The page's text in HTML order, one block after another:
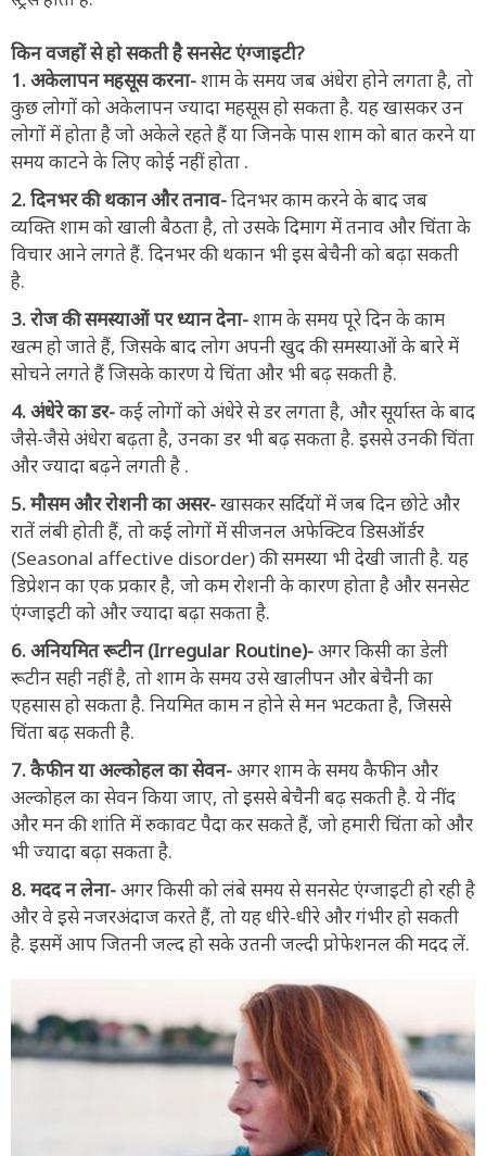
किन वजहों से हो सकती है सनसेट एंग्जाइटी?
1. अकेलापन महसूस करना-शाम के समय जब अंधेरा होने लगता है, तो
कुछ लोगों को अकेलापन ज्यादा महसूस हो सकता है. यह खासकर उन
लोगों में होता है जो अकेले रहते हैं या जिनके पास शाम को बात करने या
समय काटने के लिए कोई नहीं होता .
2. दिनभर की थकान और तनाव-दिनभर काम करने के बाद जब
व्यक्ति शाम को खाली बैठता है, तो उसके दिमाग में तनाव और चिंता के
विचार आने लगते हैं. दिनभर की थकान भी इस बेचैनी को बढ़ा सकती
है.
3. रोज की समस्याओं पर ध्यान देना-शाम के समय पूरे दिन के काम
खत्म हो जाते हैं, जिसके बाद लोग अपनी खुद की समस्याओं के बारे में
सोचने लगते हैं जिसके कारण ये चिंता और भी बढ़ सकती है.
4. अंधेरे का डर-कई लोगों को अंधेरे से डर लगता है, और सूर्यास्त के बाद
जैसे-जैसे अंधेरा बढ़ता है, उनका डर भी बढ़ सकता है. इससे उनकी चिंता
और ज्यादा बढ़ने लगती है .
5. मौसम और रोशनी का असर-खासकर सर्दियों में जब दिन छोटे और
रातें लंबी होती हैं, तो कई लोगों में सीजनल अफेक्टिव डिसऑर्डर
(Seasonal affective disorder) की समस्या भी देखी जाती है. यह
डिप्रेशन का एक प्रकार है, जो कम रोशनी के कारण होता है और सनसेट
एंग्जाइटीको और ज्यादा बढ़ा सकता है.
6. अनियमित रूटीन (Irregular Routine)-अगर किसी का डेली
रूटीन सही नहीं है, तो शाम के समय उसे खालीपन और बेचैनी का
एहसास हो सकता है. नियमित काम न होने से मन भटकता है, जिससे
चिंता बढ़ सकती है.
7. कैफीन या अल्कोहल का सेवन-अगर शाम के समय कैफीन और
अल्कोहल का सेवन किया जाए, तो इससे बेचैनी बढ़ सकती है. ये नींद
और मन की शांति में रुकावट पैदा कर सकते हैं, जो हमारी चिंता को और
भी ज्यादा बढ़ा सकता है.
8. मदद न लेना-अगर किसी को लंबे समय से सनसेट एंग्जाइटी हो रही है
और वे इसे नजरअंदाज करते हैं, तो यह धीरे-धीरे और गंभीर हो सकती
है. इसमें आप जितनी जल्द हो सके उतनी जल्दी प्रोफेशनल की मदद लें.